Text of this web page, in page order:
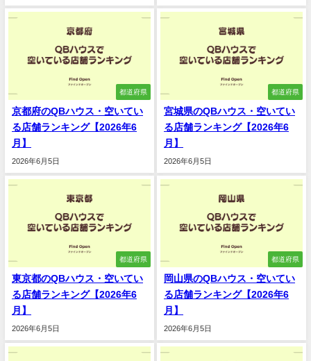
都道府県
京都府のQBハウス・空いてい
る店舗ランキング【2026年6
月】
2026年6月5日
都道府県
宮城県のQBハウス・空いてい
る店舗ランキング【2026年6
月】
2026年6月5日
都道府県
東京都のQBハウス・空いてい
る店舗ランキング【2026年6
月】
2026年6月5日
都道府県
岡山県のQBハウス・空いてい
る店舗ランキング【2026年6
月】
2026年6月5日